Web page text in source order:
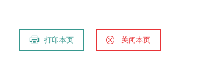
打印本页 关闭本页